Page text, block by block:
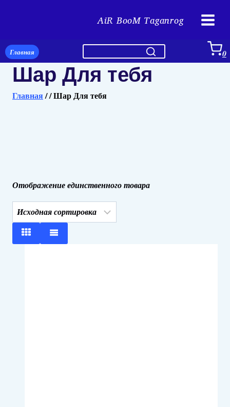
AiR BooM Taganrog
Главная 0
Шар Для тебя
Главная//Шар Для тебя
Отображение единственного товара